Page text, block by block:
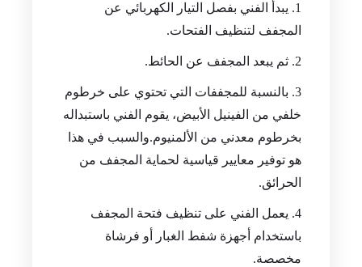
يبدأ الفني بفصل التيار الكهربائي عن
المجفف لتنظيف الفتحات.
ثم يبعد المجفف عن الحائط.
بالنسبة للمجففات التي تحتوي على خرطوم
خلفي من الفينيل الأبيض، يقوم الفني باستبداله
بخرطوم معدني من الألمنيوم.والسبب في هذا
هو توفير معايير قياسية لحماية المجفف من
الحرائق.
يعمل الفني على تنظيف فتحة المجفف
باستخدام أجهزة شفط الغبار أو فرشاة
مخصصة.